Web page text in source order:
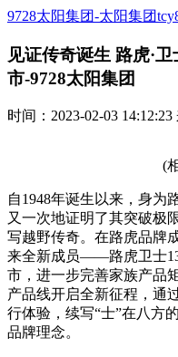
9728太阳集团-太阳集团
见证传奇诞生 路虎·
市-9728太阳集团
时间：2023-02-03
(
自1948年诞生以来，身为
又一次地证明了其突破极
写越野传奇。在路虎品牌
来全新成员——路虎卫士
市，进一步完善家族产品
产品线开启全新征程，通
行体验，续写“士”在八方
品牌理念。